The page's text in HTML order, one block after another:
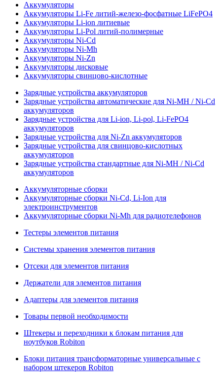
Аккумуляторы
Аккумуляторы Li-Fe литий-железо-фосфатные LiFePO4
Аккумуляторы Li-ion литиевые
Аккумуляторы Li-Pol литий-полимерные
Аккумуляторы Ni-Cd
Аккумуляторы Ni-Mh
Аккумуляторы Ni-Zn
Аккумуляторы дисковые
Аккумуляторы свинцово-кислотные
Зарядные устройства аккумуляторов
Зарядные устройства автоматические для Ni-MH / Ni-Cd
аккумуляторов
Зарядные устройства для Li-ion, Li-pol, Li-FePO4
аккумуляторов
Зарядные устройства для Ni-Zn аккумуляторов
Зарядные устройства для свинцово-кислотных
аккумуляторов
Зарядные устройства стандартные для Ni-MH / Ni-Cd
аккумуляторов
Аккумуляторные сборки
Аккумуляторные сборки Ni-Cd, Li-Ion для
электроинструментов
Аккумуляторные сборки Ni-Mh для радиотелефонов
Тестеры элементов питания
Системы хранения элементов питания
Отсеки для элементов питания
Держатели для элементов питания
Адаптеры для элементов питания
Товары первой необходимости
Штекеры и переходники к блокам питания для
ноутбуков Robiton
Блоки питания трансформаторные универсальные с
набором штекеров Robiton